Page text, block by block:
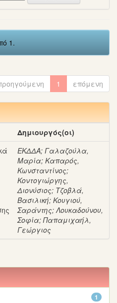
1.
1 επόμενη
Δημιουργός(οι)
ΕΚΔΔΑ; Γαλαζούλα,
Μαρία; Καπαρός,
Κωνσταντίνος;
Κοντογιώργης,
Διονύσιος; Τζοβλά,
Βασιλική; Κουγιού,
Σαράντης;Λουκαδούνου,
Σοφία;Παπαμιχαήλ,
Γεώργιος
1